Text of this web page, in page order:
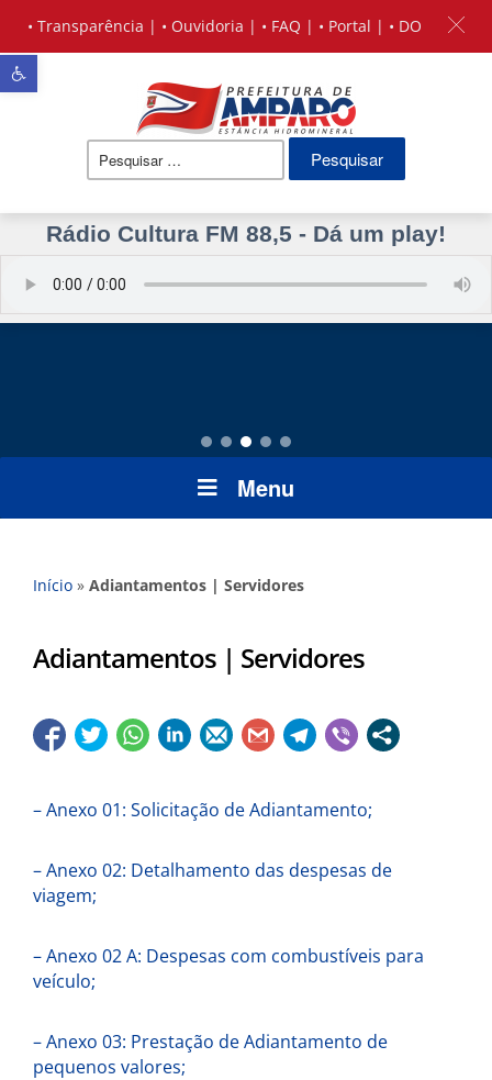
Barra de Ferramentas Aberta
Pesquisar
Rádio Cultura FM 88,5 - Dá um play!
Menu
Início » Adiantamentos | Servidores
Adiantamentos | Servidores
– Anexo 01: Solicitação de Adiantamento;
– Anexo 02: Detalhamento das despesas de
viagem;
– Anexo 02 A: Despesas com combustíveis para
veículo;
– Anexo 03: Prestação de Adiantamento de
pequenos valores;
• Transparência | • Ouvidoria | • FAQ | • Portal | • DO